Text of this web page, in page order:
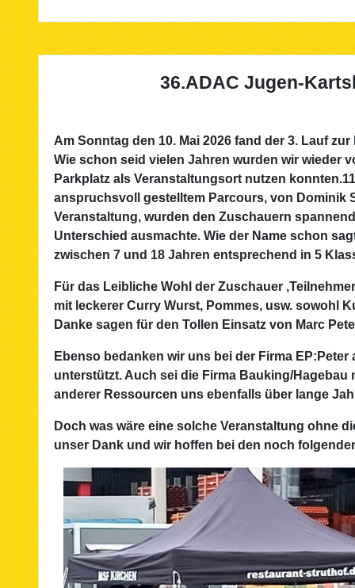
36.ADAC Jugen-
Am Sonntag den 10. Mai 2026 fand der 3. Lauf
Wie schon seid vielen Jahren wurden wir wieder
Parkplatz als Veranstaltungsort nutzen
anspruchsvoll gestelltem Parcours, von Dominik
Veranstaltung, wurden den Zuschauern
Unterschied ausmachte. Wie der Name schon
zwischen 7 und 18 Jahren entsprechend in 5
Für das Leibliche Wohl der Zuschauer
mit leckerer Curry Wurst, Pommes, usw. sowohl
Danke sagen für den Tollen Einsatz von Marc
Ebenso bedanken wir uns bei der Firma
unterstützt. Auch sei die Firma Bauking/
anderer Ressourcen uns ebenfalls über lange
Doch was wäre eine solche Veranstaltung ohne
unser Dank und wir hoffen bei den noch